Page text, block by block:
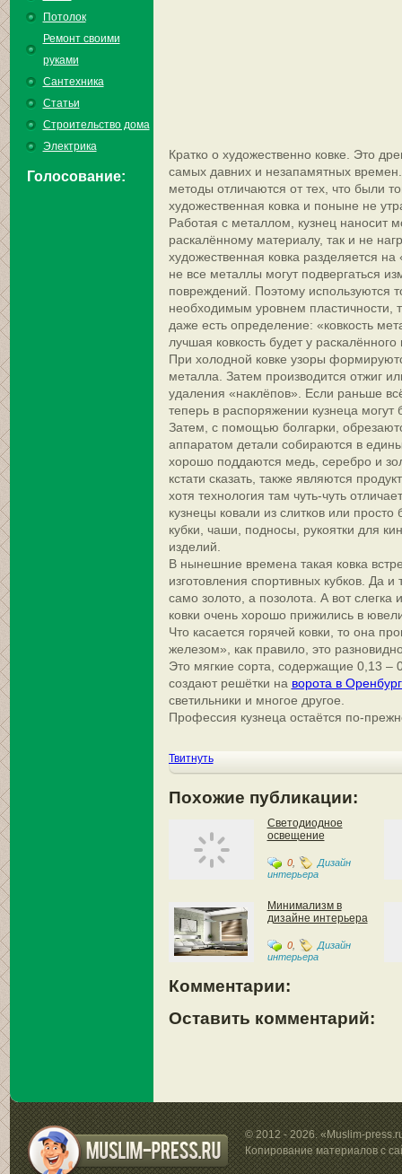
Потолок
Ремонт своими
руками
Сантехника
Статьи
Строительство дома
Электрика
Голосование:
Кратко о художественно ковке. Это
самых давних и незапамятных
методы отличаются от тех, что были
художественная ковка и поныне не
Работая с металлом, кузнец наносит
раскалённому материалу, так и не
художественная ковка разделяется
не все металлы могут подвергаться
повреждений. Поэтому используются
необходимым уровнем пластичности,
даже есть определение: «ковкость
лучшая ковкость будет у
При холодной ковке узоры
металла. Затем производится отжиг
удаления «наклёпов». Если раньше
теперь в распоряжении кузнеца могут
Затем, с помощью болгарки,
аппаратом детали собираются в
хорошо поддаются медь, серебро и
кстати сказать, также являются
хотя технология там чуть-чуть
кузнецы ковали из слитков или
кубки, чаши, подносы, рукоятки для
изделий.
В нынешние времена такая ковка
изготовления спортивных кубков. Да и
само золото, а позолота. А вот
ковки очень хорошо прижились в
Что касается горячей ковки, то она
железом», как правило, это
Это мягкие сорта, содержащие 0,13 –
создают решётки на ворота в
светильники и многое другое.
Профессия кузнеца остаётся по-
Твитнуть
Похожие публикации:
Светодиодное
освещение
0,
Дизайн
интерьера
Минимализм в
дизайне интерьера
0,
Дизайн
интерьера
Комментарии:
Оставить комментарий:
© 2012 - 2026. «Muslim-
Копирование материалов с